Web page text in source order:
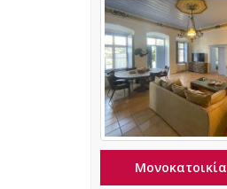
Μονοκατοικία